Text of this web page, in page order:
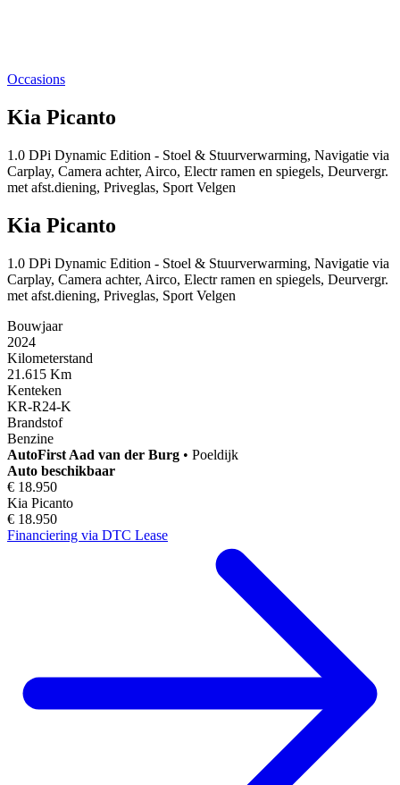
Occasions
Kia Picanto
1.0 DPi Dynamic Edition - Stoel & Stuurverwarming, Navigatie via
Carplay, Camera achter, Airco, Electr ramen en spiegels, Deurvergr.
met afst.diening, Priveglas, Sport Velgen
Kia Picanto
1.0 DPi Dynamic Edition - Stoel & Stuurverwarming, Navigatie via
Carplay, Camera achter, Airco, Electr ramen en spiegels, Deurvergr.
met afst.diening, Priveglas, Sport Velgen
Bouwjaar
2024
Kilometerstand
21.615 Km
Kenteken
KR-R24-K
Brandstof
Benzine
AutoFirst Aad van der Burg • Poeldijk
Auto beschikbaar
€ 18.950
Kia Picanto
€ 18.950
Financiering via DTC Lease